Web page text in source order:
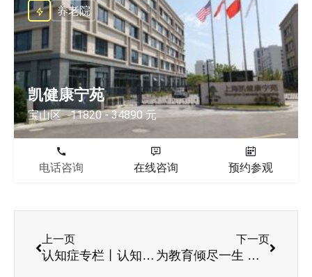
凯健康宁苑
宝山区 11820 - 34890 元
养老院
电话咨询 在线咨询 预约参观
上一页
认知症专栏丨认知症（老年痴呆）长辈照护的道路上，让我们一起同行！
下一页
为教育倾尽一生 只留清气满乾坤——采访一暄康养庄爷爷袁奶奶